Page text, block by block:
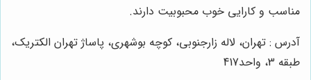
مناسب و کارایی خوب محبوبیت دارند.
آدرس : تهران، لاله زارجنوبی، کوچه بوشهری، پاساژ تهران الکتریک،
طبقه 3، واحد417